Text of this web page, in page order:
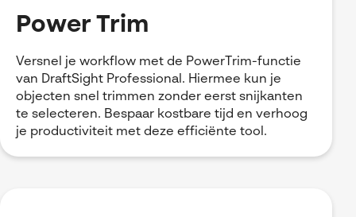
Power Trim
Versnel je workflow met de PowerTrim-functie
van DraftSight Professional. Hiermee kun je
objecten snel trimmen zonder eerst snijkanten
te selecteren. Bespaar kostbare tijd en verhoog
je productiviteit met deze efficiënte tool.